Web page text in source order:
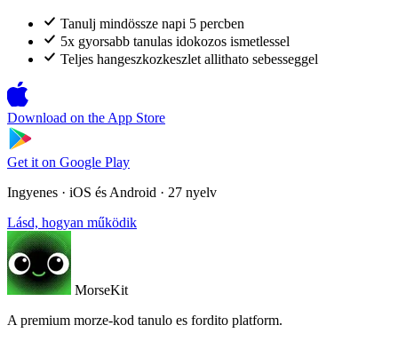
Tanulj mindössze napi 5 percben
5x gyorsabb tanulas idokozos ismetlessel
Teljes hangeszkozkeszlet allithato sebesseggel
Download on the App Store
Get it on Google Play
Ingyenes · iOS és Android · 27 nyelv
Lásd, hogyan működik
MorseKit
A premium morze-kod tanulo es fordito platform.